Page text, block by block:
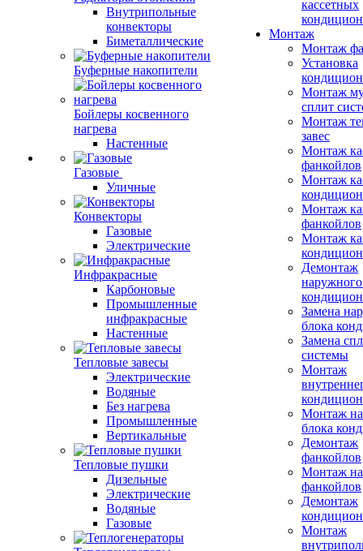
Внутрипольные
конвекторы
Биметаллические
Буферные накопители
Бойлеры косвенного
нагрева
Настенные
Газовые
Уличные
Конвекторы
Газовые
Электрические
Инфракрасные
Карбоновые
Промышленные
инфракрасные
Настенные
Тепловые завесы
Электрические
Водяные
Без нагрева
Промышленные
Вертикальные
Тепловые пушки
Дизельные
Электрические
Водяные
Газовые
кассетных
Монтаж
Монтаж
Установка
Монтаж
сплит
Монтаж
завес
Монтаж
фанкойлов
Монтаж
Монтаж
фанкойлов
Монтаж
Демонтаж
Замена
блока
Замена
системы
Монтаж
Монтаж
блока
Демонтаж
фанкойлов
Монтаж
фанкойлов
Демонтаж
Монтаж